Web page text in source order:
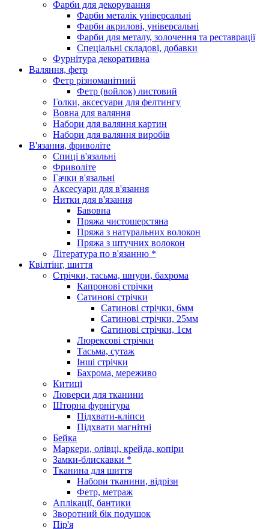
Фарби для декорування
Фарби металік універсальні
Фарби акрилові, універсальні
Фарби для металу, золочення та реставрації
Спеціальні складові, добавки
Фурнітура декоративна
Валяння, фетр
Фетр різноманітний
Фетр (войлок) листовий
Голки, аксесуари для фелтингу
Вовна для валяння
Набори для валяння картин
Набори для валяння виробів
В'язання, фриволіте
Спиці в'язальні
Фриволіте
Гачки в'язальні
Аксесуари для в'язання
Нитки для в'язання
Бавовна
Пряжа чистошерстяна
Пряжа з натуральних волокон
Пряжа з штучних волокон
Література по в'язанню *
Квілтінг, шиття
Стрічки, тасьма, шнури, бахрома
Капронові стрічки
Сатинові стрічки
Сатинові стрічки, 6мм
Сатинові стрічки, 25мм
Сатинові стрічки, 1см
Люрексові стрічки
Тасьма, сутаж
Інші стрічки
Бахрома, мереживо
Китиці
Люверси для тканини
Шторна фурнітура
Підхвати-кліпси
Підхвати магнітні
Бейка
Маркери, олівці, крейда, копіри
Замки-блискавки *
Тканина для шиття
Набори тканини, відрізи
Фетр, метраж
Аплікації, бантики
Зворотний бік подушок
Пір'я